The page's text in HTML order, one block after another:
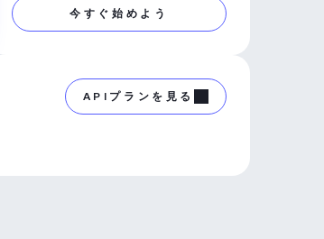
今すぐ始めよう
APIプランを見る